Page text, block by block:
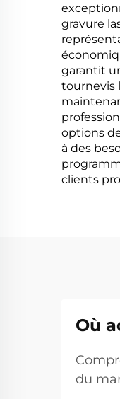
gravure
garantit
tournevis
options
à des
clients
01
Où
du